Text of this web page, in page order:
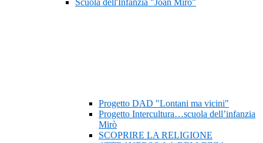
Scuola dell'Infanzia "Joan Mirò"
Progetto DAD "Lontani ma vicini"
Progetto Intercultura…scuola dell’infanzia
Mirò
SCOPRIRE LA RELIGIONE